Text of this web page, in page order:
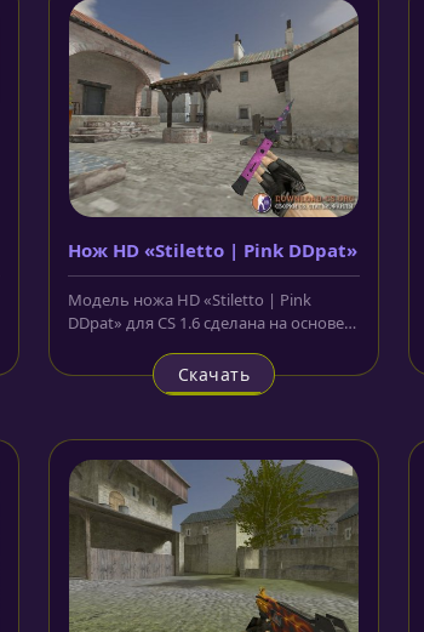
Нож HD «Stiletto | Pink DDpat»
Модель ножа HD «Stiletto | Pink
DDpat» для CS 1.6 сделана на основе
Скачать